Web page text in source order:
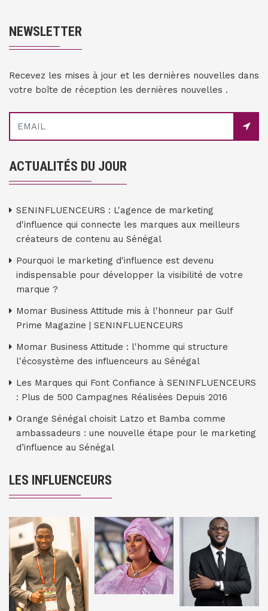
NEWSLETTER
Recevez les mises à jour et les dernières nouvelles dans
votre boîte de réception les dernières nouvelles .
ACTUALITÉS DU JOUR
SENINFLUENCEURS : L'agence de marketing
d'influence qui connecte les marques aux meilleurs
créateurs de contenu au Sénégal
Pourquoi le marketing d'influence est devenu
indispensable pour développer la visibilité de votre
marque ?
Momar Business Attitude mis à l'honneur par Gulf
Prime Magazine | SENINFLUENCEURS
Momar Business Attitude : l'homme qui structure
l'écosystème des influenceurs au Sénégal
Les Marques qui Font Confiance à SENINFLUENCEURS
: Plus de 500 Campagnes Réalisées Depuis 2016
Orange Sénégal choisit Latzo et Bamba comme
ambassadeurs : une nouvelle étape pour le marketing
d’influence au Sénégal
LES INFLUENCEURS